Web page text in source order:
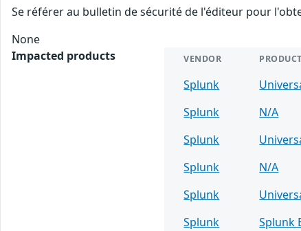
Se référer au bulletin de sécurité de l'éditeur pour
None
Impacted products
VENDOR PRODUCT
Splunk
Splunk
N/A
Splunk
Splunk
N/A
Splunk
Splunk
Splunk